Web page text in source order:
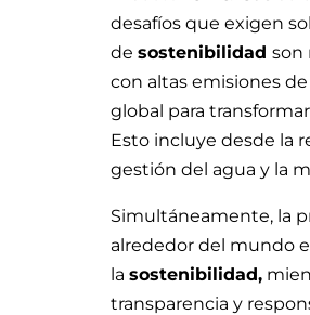
desafíos que exigen
de sostenibilidad son
con altas emisiones
global para
Esto incluye desde la
gestión del agua y la
Simultáneamente, la
alrededor del mundo
la sostenibilidad,
transparencia y